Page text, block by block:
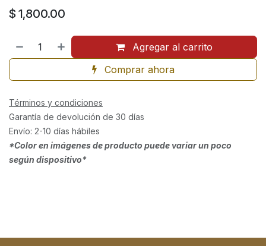
$ 1,800.00
Agregar al carrito
Comprar ahora
Términos y condiciones
Garantía de devolución de 30 días
Envío: 2-10 días hábiles
*Color en imágenes de producto puede variar un poco
según dispositivo*